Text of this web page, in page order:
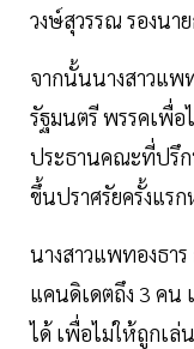
วงษ์สุวรรณ รองนา
จากนั้นนางสาวแพ
รัฐมนตรี พรรคเพื่
ประธานคณะที่ปรึก
ขึ้นปราศรัยครั้งแร
นางสาวแพทองธา
แคนดิเดตถึง 3 คน
ได้ เพื่อไม่ให้ถูกเล่